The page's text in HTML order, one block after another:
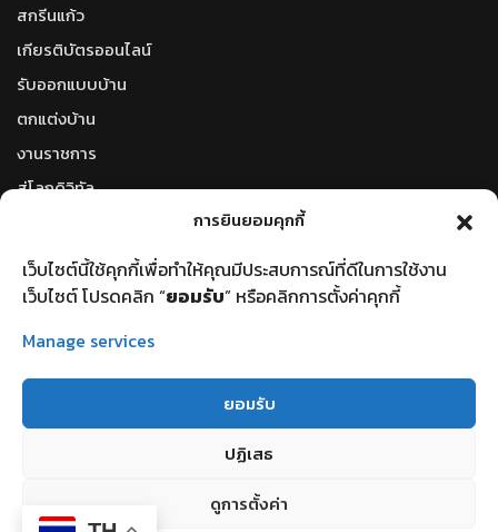
การยินยอมคุกกี้
เว็บไซต์นี้ใช้คุกกี้เพื่อทำให้คุณมีประสบการณ์ที่ดีในการใช้งาน
เว็บไซต์ โปรดคลิก “ยอมรับ” หรือคลิกการตั้งค่าคุกกี้
Manage services
ยอมรับ
ปฏิเสธ
ดูการตั้งค่า
สกรีนแก้ว
เกียรติบัตรออนไลน์
รับออกแบบบ้าน
ตกแต่งบ้าน
งานราชการ
สู่โลกดิจิทัล
ตัวแปลงหน่วยวัดออนไลน์
รหัสไปรษณีย์
©2023 คณะวิทยาศาสตร์เเละเทคโนโลยี | Faculty of Science and
Technology . All rights reserved.